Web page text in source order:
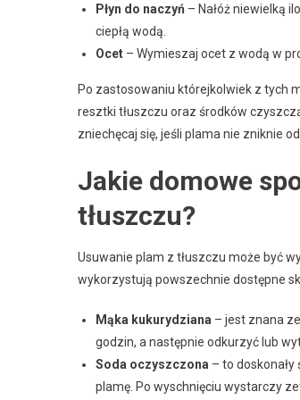
Płyn do naczyń – Nałóż niewielką
ciepłą wodą.
Ocet – Wymieszaj ocet z wodą w
Po zastosowaniu którejkolwiek z tych
resztki tłuszczu oraz środków
zniechęcaj się, jeśli plama nie zniknie od
Jakie domowe
tłuszczu?
Usuwanie plam z tłuszczu może być
wykorzystują powszechnie dostępne
Mąka kukurydziana – jest znana
godzin, a następnie odkurzyć lub
Soda oczyszczona – to
plamę. Po wyschnięciu wystarczy